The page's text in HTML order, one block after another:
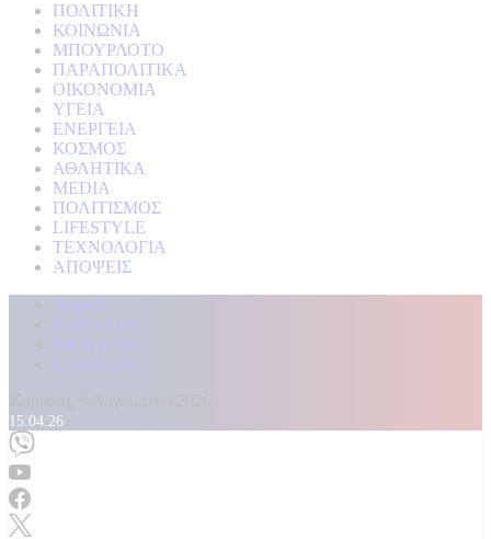
ΠΟΛΙΤΙΚΗ
ΚΟΙΝΩΝΙΑ
ΜΠΟΥΡΛΟΤΟ
ΠΑΡΑΠΟΛΙΤΙΚΑ
ΟΙΚΟΝΟΜΙΑ
ΥΓΕΙΑ
ΕΝΕΡΓΕΙΑ
ΚΟΣΜΟΣ
ΑΘΛΗΤΙΚΑ
MEDIA
ΠΟΛΙΤΙΣΜΟΣ
LIFESTYLE
ΤΕΧΝΟΛΟΓΙΑ
ΑΠΟΨΕΙΣ
Αρχική
Kontra Live
Καταγγελίες
Επικοινωνία
15:04:27